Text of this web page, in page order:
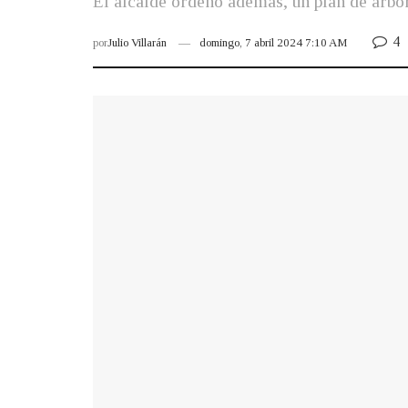
porJulio Villarán domingo, 7 abril 2024 7:10 AM 4